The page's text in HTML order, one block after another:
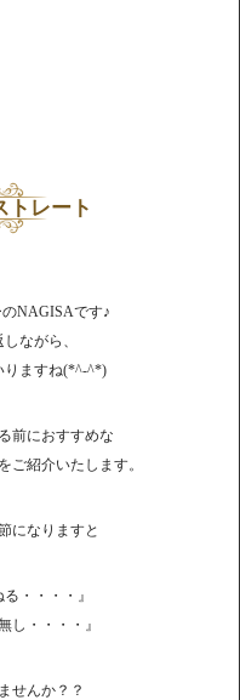
トレート
NAGISAです♪
ながら、
りますね(*^-^*)
前におすすめな
ご紹介いたします。
になりますと
・・・・』
し・・・・』
せんか？？